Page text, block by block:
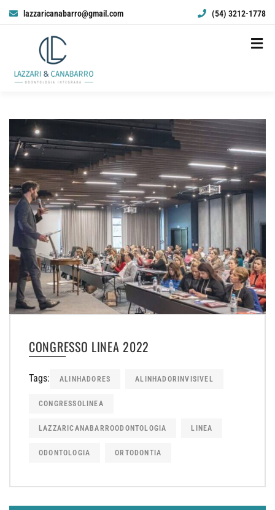
lazzaricanabarro@gmail.com (54) 3212-1778
CONGRESSO LINEA 2022
Tags: ALINHADORES ALINHADORINVISIVEL
CONGRESSOLINEA
LAZZARICANABARROODONTOLOGIA LINEA
ODONTOLOGIA ORTODONTIA